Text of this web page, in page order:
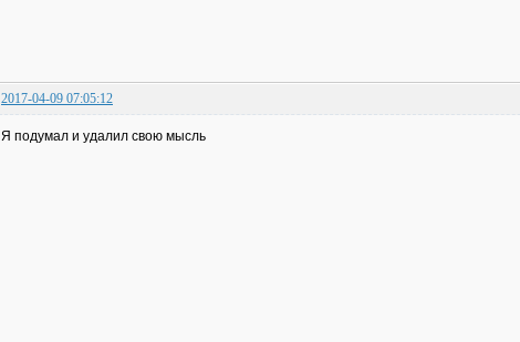
2017-04-09 07:05:12
Я подумал и удалил свою мысль